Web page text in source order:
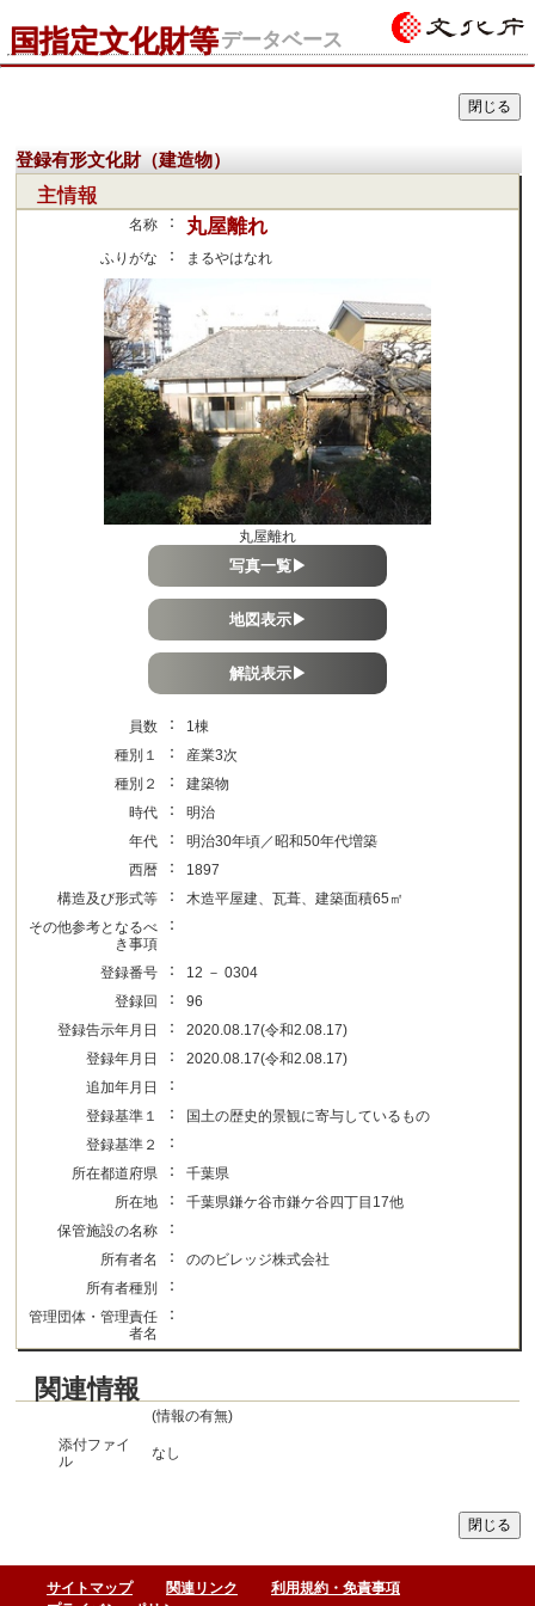
国指定文化財等データベース
登録有形文化財（建造物）
主情報
名称 ： 丸屋離れ
ふりがな ： まるやはなれ
丸屋離れ
写真一覧▶
地図表示▶
解説表示▶
員数 ：
1棟
種別１
：
産業3次
種別２
：
建築物
時代
：
明治
年代
：
明治30年頃／昭和50年代増築
西暦
：
1897
構造及び形式等
：
木造平屋建、瓦葺、建築面積65㎡
その他参考となるべ
き事項
：
登録番号 ：
12 － 0304
登録回
：
96
登録告示年月日
：
2020.08.17(令和2.08.17)
登録年月日
：
2020.08.17(令和2.08.17)
追加年月日
：
登録基準１ ：
国土の歴史的景観に寄与しているもの
登録基準２
：
所在都道府県 ：
千葉県
所在地
：
千葉県鎌ケ谷市鎌ケ谷四丁目17他
保管施設の名称
：
所有者名 ：
ののビレッジ株式会社
所有者種別
：
管理団体・管理責任
者名
：
関連情報
(情報の有無)
添付ファイ
ル
なし
サイトマップ 関連リンク
利用規約・免責事項